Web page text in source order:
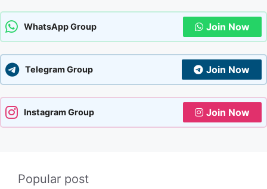
WhatsApp Group Join Now
Telegram Group Join Now
Instagram Group Join Now
Popular post